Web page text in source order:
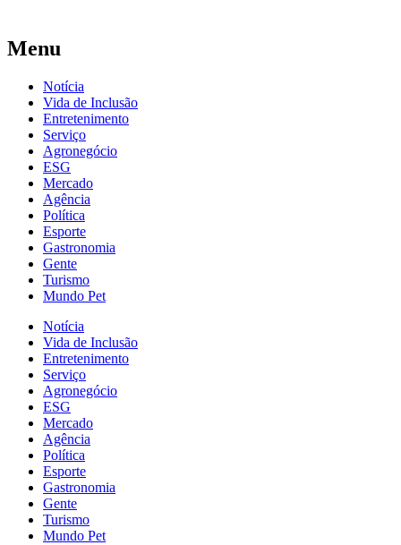
Menu
Notícia
Vida de Inclusão
Entretenimento
Serviço
Agronegócio
ESG
Mercado
Agência
Política
Esporte
Gastronomia
Gente
Turismo
Mundo Pet
Notícia
Vida de Inclusão
Entretenimento
Serviço
Agronegócio
ESG
Mercado
Agência
Política
Esporte
Gastronomia
Gente
Turismo
Mundo Pet